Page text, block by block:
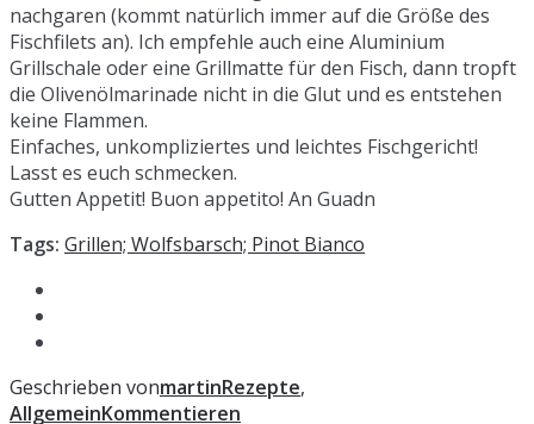
nachgaren (kommt natürlich immer auf die Größe des
Fischfilets an). Ich empfehle auch eine Aluminium
Grillschale oder eine Grillmatte für den Fisch, dann tropft
die Olivenölmarinade nicht in die Glut und es entstehen
keine Flammen.
Einfaches, unkompliziertes und leichtes Fischgericht!
Lasst es euch schmecken.
Gutten Appetit! Buon appetito! An Guadn
Tags: Grillen; Wolfsbarsch; Pinot Bianco
Geschrieben vonmartinRezepte,
AllgemeinKommentieren